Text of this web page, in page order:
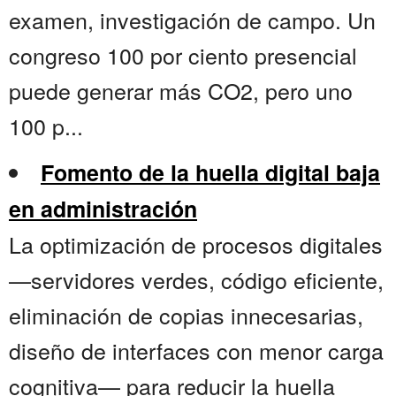
examen, investigación de campo. Un
congreso 100 por ciento presencial
puede generar más CO2, pero uno
100 p...
Fomento de la huella digital baja
en administración
La optimización de procesos digitales
—servidores verdes, código eficiente,
eliminación de copias innecesarias,
diseño de interfaces con menor carga
cognitiva— para reducir la huella